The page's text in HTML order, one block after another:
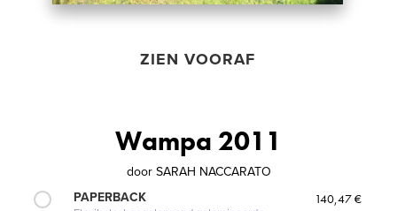
ZIEN VOORAF
Wampa 2011
door SARAH NACCARATO
PAPERBACK
140,47 €